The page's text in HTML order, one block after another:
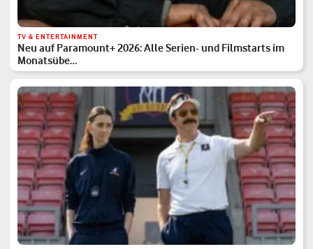
TV & ENTERTAINMENT
Neu auf Paramount+ 2026: Alle Serien- und Filmstarts im
Monatsübe…